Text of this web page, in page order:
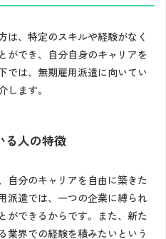
は、特定のスキルや経験がなく
ができ、自分自身のキャリアを
では、無期雇用派遣に向いてい
ます。
る人の特徴
自分のキャリアを自由に築きた
派遣では、一つの企業に縛られ
ができるからです。また、新た
業界での経験を積みたいという